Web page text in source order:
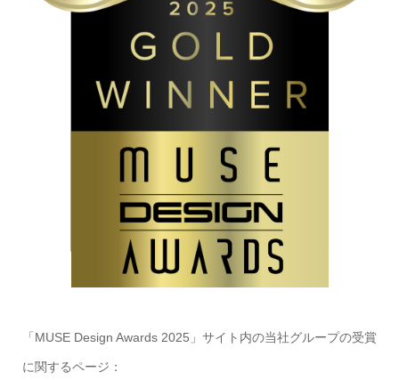
「MUSE Design Awards 2025」サイト内の当社グループの受賞
に関するページ：